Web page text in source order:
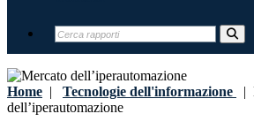
Home | Tecnologie dell'informazione |
dell’iperautomazione